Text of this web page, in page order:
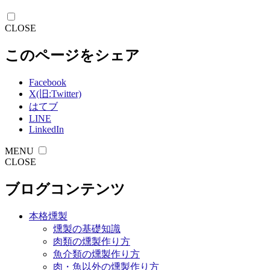
CLOSE
このページをシェア
Facebook
X(旧:Twitter)
はてブ
LINE
LinkedIn
MENU
CLOSE
ブログコンテンツ
本格燻製
燻製の基礎知識
肉類の燻製作り方
魚介類の燻製作り方
肉・魚以外の燻製作り方